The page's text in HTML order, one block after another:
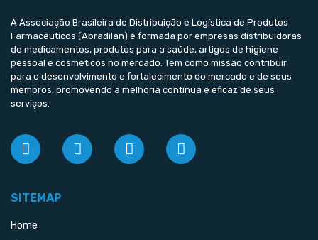
A Associação Brasileira de Distribuição e Logística de Produtos
Farmacêuticos (Abradilan) é formada por empresas distribuidoras
de medicamentos, produtos para a saúde, artigos de higiene
pessoal e cosméticos no mercado. Tem como missão contribuir
para o desenvolvimento e fortalecimento do mercado e de seus
membros, promovendo a melhoria contínua e eficaz de seus
serviços.
SITEMAP
Home